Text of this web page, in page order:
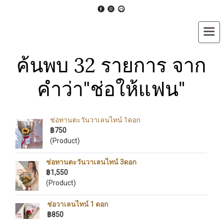
ค้นพบ 32 รายการ จาก
คำว่า"ช่อให้แฟน"
ช่อทานตะวันวาเลนไทน์ 1ดอก
฿750
(Product)
ช่อทานตะวันวาเลนไทน์ 3ดอก
฿1,550
(Product)
ช่อวาเลนไทน์ 1 ดอก
฿850